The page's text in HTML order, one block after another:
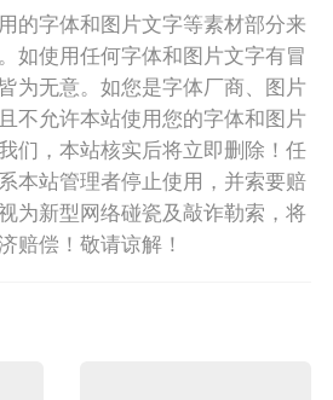
的字体和图片文字等素材部分来
如使用任何字体和图片文字有冒
为无意。如您是字体厂商、图片
不允许本站使用您的字体和图片
们，本站核实后将立即删除！任
本站管理者停止使用，并索要赔
为新型网络碰瓷及敲诈勒索，将
赔偿！敬请谅解！